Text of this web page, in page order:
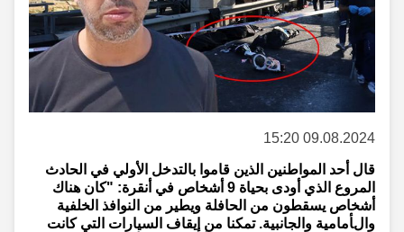
09.08.2024 15:20
قال أحد المواطنين الذين قاموا بالتدخل الأولي في الحادث
المروع الذي أودى بحياة 9 أشخاص في أنقرة: "كان هناك
أشخاص يسقطون من الحافلة ويطير من النوافذ الخلفية
والأمامية والجانبية. تمكنا من إيقاف السيارات التي كانت